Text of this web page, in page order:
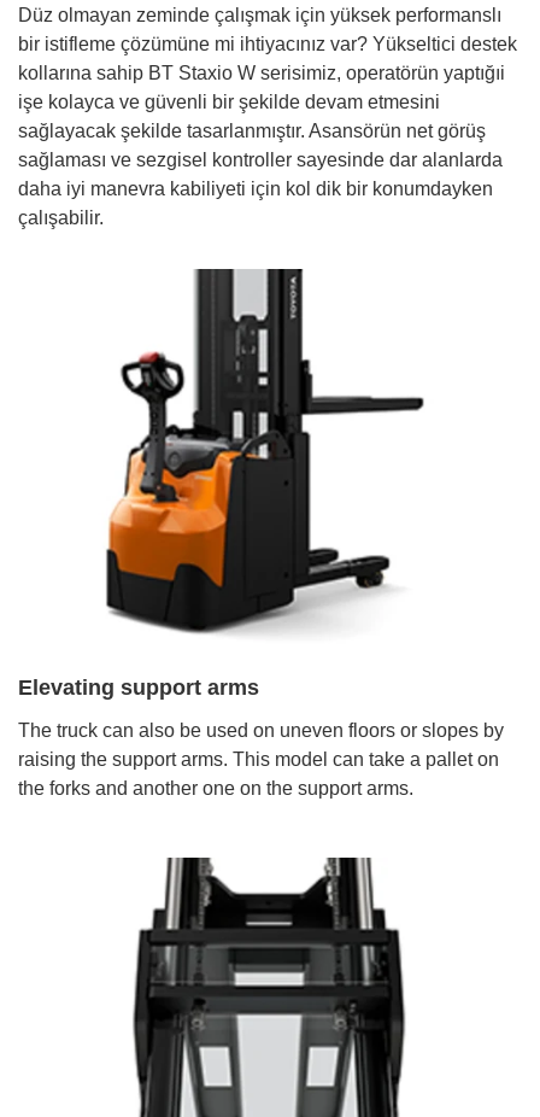
Düz olmayan zeminde çalışmak için yüksek performanslı
bir istifleme çözümüne mi ihtiyacınız var? Yükseltici destek
kollarına sahip BT Staxio W serisimiz, operatörün yaptığıi
işe kolayca ve güvenli bir şekilde devam etmesini
sağlayacak şekilde tasarlanmıştır. Asansörün net görüş
sağlaması ve sezgisel kontroller sayesinde dar alanlarda
daha iyi manevra kabiliyeti için kol dik bir konumdayken
çalışabilir.
Elevating support arms
The truck can also be used on uneven floors or slopes by
raising the support arms. This model can take a pallet on
the forks and another one on the support arms.